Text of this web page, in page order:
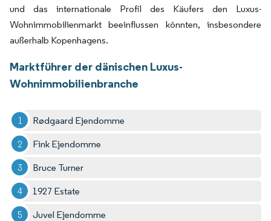
und das internationale Profil des Käufers den Luxus-
Wohnimmobilienmarkt beeinflussen könnten, insbesondere
außerhalb Kopenhagens.
Marktführer der dänischen Luxus-
Wohnimmobilienbranche
Rødgaard Ejendomme
Fink Ejendomme
Bruce Turner
1927 Estate
Juvel Ejendomme